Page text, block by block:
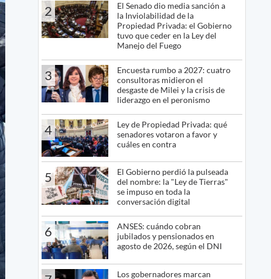
2
El Senado dio media sanción a
la Inviolabilidad de la
Propiedad Privada: el Gobierno
tuvo que ceder en la Ley del
Manejo del Fuego
3
Encuesta rumbo a 2027: cuatro
consultoras midieron el
desgaste de Milei y la crisis de
liderazgo en el peronismo
4
Ley de Propiedad Privada: qué
senadores votaron a favor y
cuáles en contra
5
El Gobierno perdió la pulseada
del nombre: la "Ley de Tierras"
se impuso en toda la
conversación digital
6
ANSES: cuándo cobran
jubilados y pensionados en
agosto de 2026, según el DNI
Los gobernadores marcan